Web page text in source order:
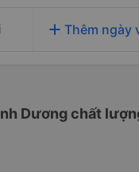
add Thêm ngày
Dương chất